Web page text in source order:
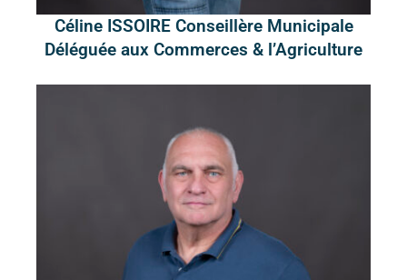
Céline ISSOIRE Conseillère Municipale
Déléguée aux Commerces & l’Agriculture